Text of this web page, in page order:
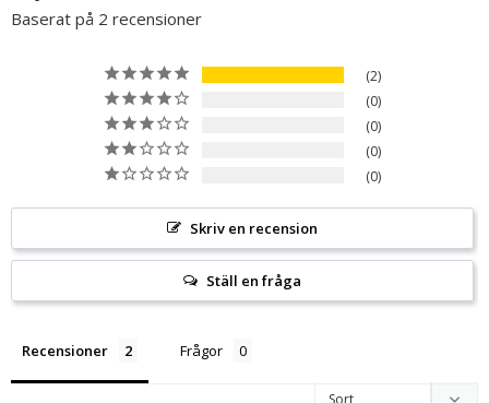
Baserat på 2 recensioner
2
0
0
0
0
Skriv en recension
Ställ en fråga
Recensioner Frågor